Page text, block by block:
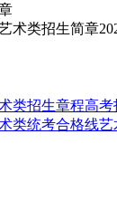
术类招生简章
类招生章程高考
类统考合格线艺